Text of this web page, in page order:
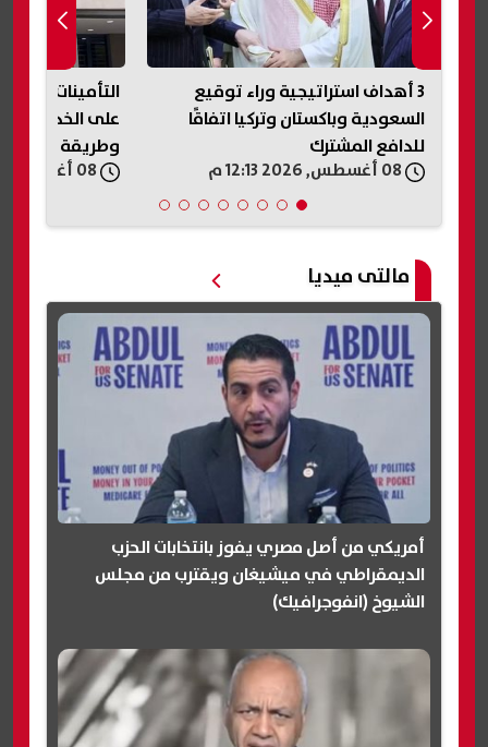
3 أهداف استراتيجية وراء توقيع
السعودية وباكستان وتركيا اتفاقًا
للدافع المشترك
على الخدمات
وطريقة
مالتى ميديا
أمريكي من أصل مصري يفوز بانتخابات الحزب
الديمقراطي في ميشيغان ويقترب من مجلس
الشيوخ (انفوجرافيك)